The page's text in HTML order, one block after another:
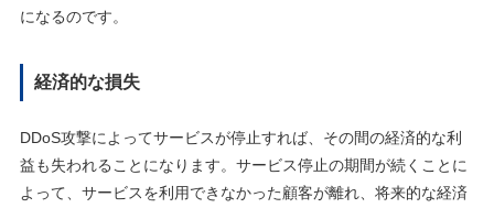
になるのです。
経済的な損失
DDoS攻撃によってサービスが停止すれば、その間の経済的な利
益も失われることになります。サービス停止の期間が続くことに
よって、サービスを利用できなかった顧客が離れ、将来的な経済